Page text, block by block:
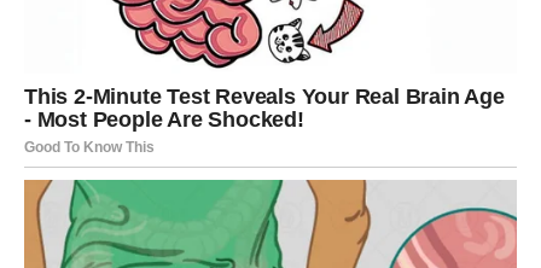
Da bi ovaj trik dao najbolje rezultate, važno je pridržavati se
nekoliko jednostavnih koraka.
Prvo je potrebno:
* pasulj potopiti u hladnu vodu najmanje osam sati prije
kuvanja
* vodu od namakanja obavezno baciti
* pasulj staviti u novu hladnu vodu za kuvanje